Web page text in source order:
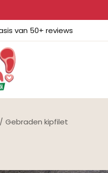
van 50+ reviews
Gebraden kipfilet